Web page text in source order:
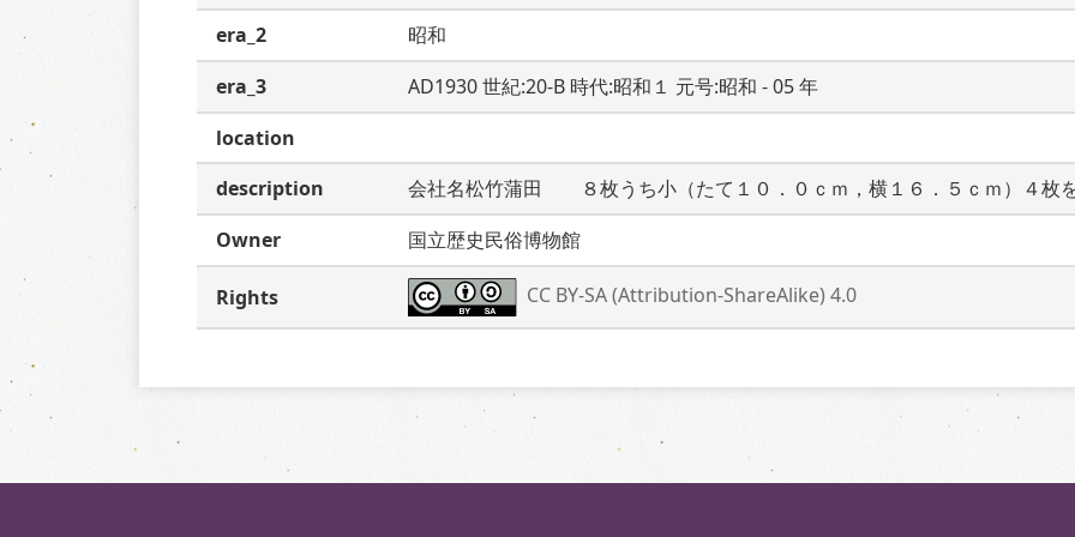
era_2
昭和
era_3
AD1930 世紀:20-B 時代:昭和１ 元号:昭和 - 05 年
location
description
会社名松竹蒲田　　８枚うち小（たて１０．０ｃｍ，横１６．５ｃｍ）４枚
Owner
国立歴史民俗博物館
Rights CC BY-SA (Attribution-ShareAlike) 4.0